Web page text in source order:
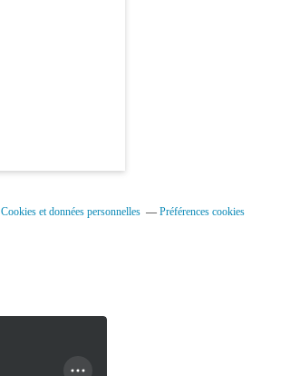
Cookies et données personnelles Préférences cookies